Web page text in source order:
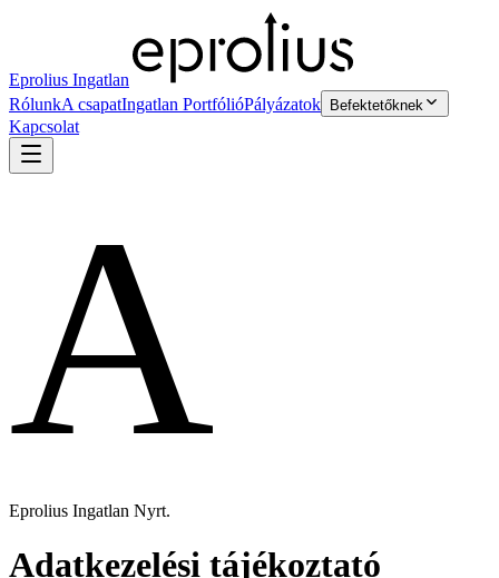
Eprolius Ingatlan
RólunkA csapatIngatlan PortfólióPályázatok Befektetőknek
Kapcsolat
A
Eprolius Ingatlan Nyrt.
Adatkezelési tájékoztató